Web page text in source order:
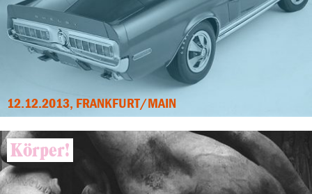
12.12.2013, FRANKFURT/MAIN
Körper!